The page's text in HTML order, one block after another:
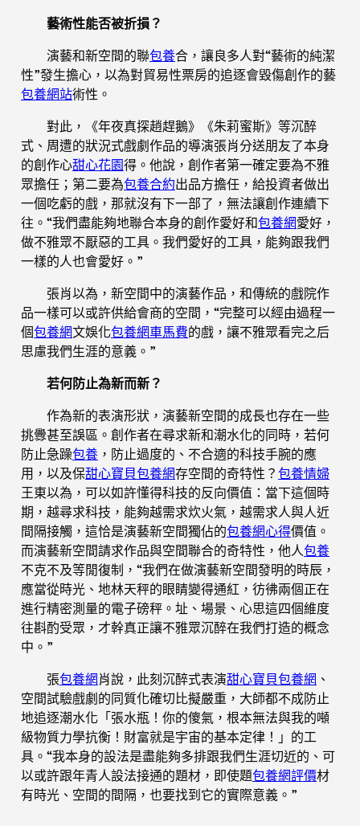
藝術性能否被折損？
演藝和新空間的聯包養合，讓良多人對“藝術的純潔
性”發生擔心，以為對貿易性票房的追逐會毀傷創作的藝
包養網站術性。
對此，《年夜真探趙趕鵝》《朱莉蜜斯》等沉醉
式、周遭的狀況式戲劇作品的導演張肖分送朋友了本身
的創作心甜心花園得。他說，創作者第一確定要為不雅
眾擔任；第二要為包養合約出品方擔任，給投資者做出
一個吃虧的戲，那就沒有下一部了，無法讓創作連續下
往。“我們盡能夠地聯合本身的創作愛好和包養網愛好，
做不雅眾不厭惡的工具。我們愛好的工具，能夠跟我們
一樣的人也會愛好。”
張肖以為，新空間中的演藝作品，和傳統的戲院作
品一樣可以或許供給會商的空間，“完整可以經由過程一
個包養網文娛化包養網車馬費的戲，讓不雅眾看完之后
思慮我們生涯的意義。”
若何防止為新而新？
作為新的表演形狀，演藝新空間的成長也存在一些
挑釁甚至誤區。創作者在尋求新和潮水化的同時，若何
防止急躁包養 ，防止過度的、不合適的科技手腕的應
用，以及保甜心寶貝包養網存空間的奇特性？ 包養情婦
王東以為，可以如許懂得科技的反向價值：當下這個時
期，越尋求科技，能夠越需求炊火氣，越需求人與人近
間隔接觸，這恰是演藝新空間獨佔的包養網心得價值。
而演藝新空間請求作品與空間聯合的奇特性，他人包養
不克不及等閒復制，“我們在做演藝新空間發明的時辰，
應當從時光、地林天秤的眼睛變得通紅，彷彿兩個正在
進行精密測量的電子磅秤。址、場景、心思這四個維度
往斟酌受眾，才幹真正讓不雅眾沉醉在我們打造的概念
中。”
張包養網肖說，此刻沉醉式表演甜心寶貝包養網 、
空間試驗戲劇的同質化確切比擬嚴重，大師都不成防止
地追逐潮水化「張水瓶！你的傻氣，根本無法與我的噸
級物質力學抗衡！財富就是宇宙的基本定律！」的工
具。“我本身的設法是盡能夠多排跟我們生涯切近的、可
以或許跟年青人設法接通的題材，即使題包養網評價材
有時光、空間的間隔，也要找到它的實際意義。”